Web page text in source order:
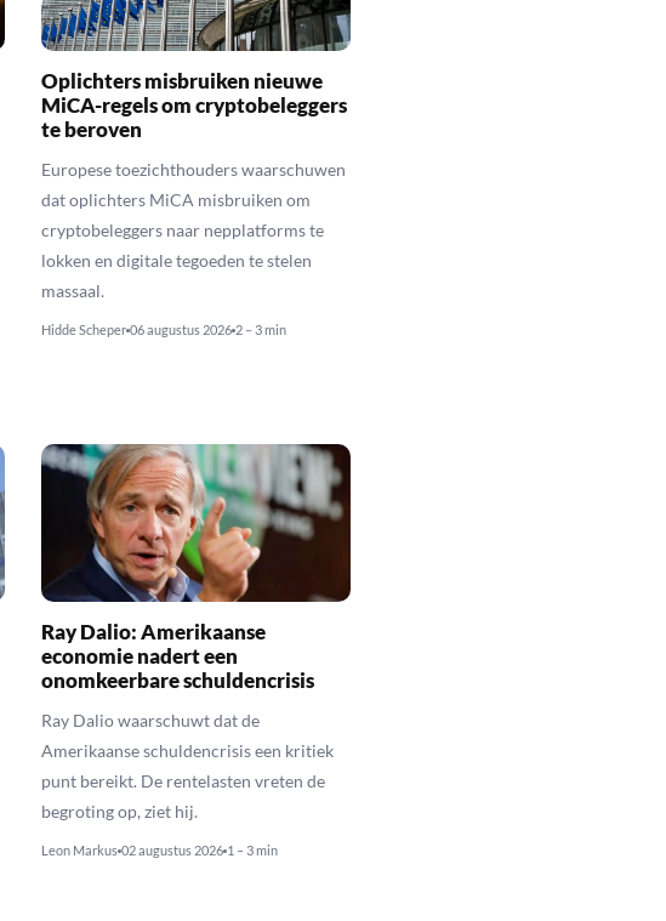
Oplichters misbruiken nieuwe
MiCA-regels om cryptobeleggers
te beroven
Europese toezichthouders waarschuwen
dat oplichters MiCA misbruiken om
cryptobeleggers naar nepplatforms te
lokken en digitale tegoeden te stelen
massaal.
Hidde Scheper 06 augustus 2026 2 – 3 min
Ray Dalio: Amerikaanse
economie nadert een
onomkeerbare schuldencrisis
Ray Dalio waarschuwt dat de
Amerikaanse schuldencrisis een kritiek
punt bereikt. De rentelasten vreten de
begroting op, ziet hij.
Leon Markus 02 augustus 2026 1 – 3 min